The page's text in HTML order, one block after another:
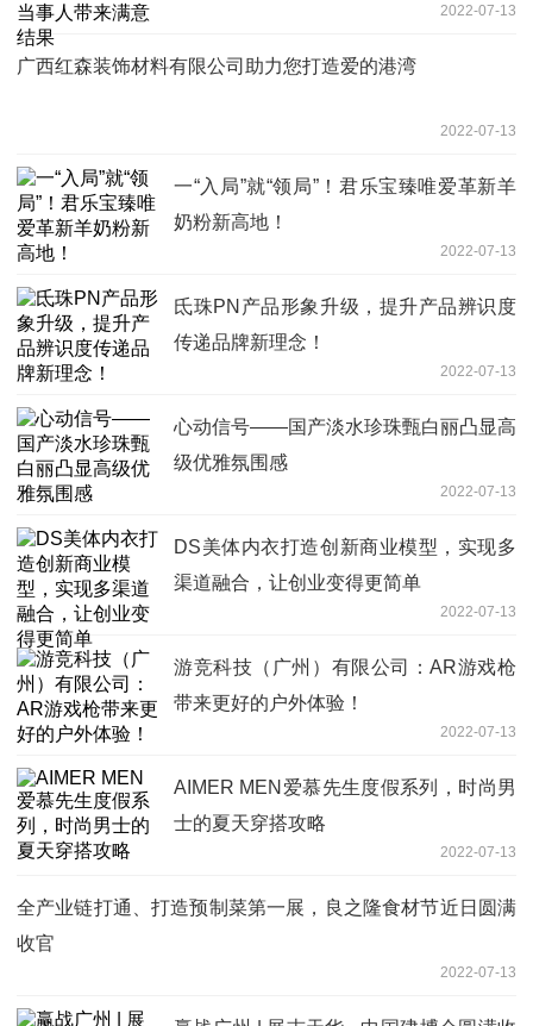
2022-07-13
广西红森装饰材料有限公司助力您打造爱的港湾
2022-07-13
一“入局”就“领局”！君乐宝臻唯爱革新羊
奶粉新高地！
2022-07-13
氐珠PN产品形象升级，提升产品辨识度
传递品牌新理念！
2022-07-13
心动信号——国产淡水珍珠甄白丽凸显高
级优雅氛围感
2022-07-13
DS美体内衣打造创新商业模型，实现多
渠道融合，让创业变得更简单
2022-07-13
游竞科技（广州）有限公司：AR游戏枪
带来更好的户外体验！
2022-07-13
AIMER MEN爱慕先生度假系列，时尚男
士的夏天穿搭攻略
2022-07-13
全产业链打通、打造预制菜第一展，良之隆食材节近日圆满
收官
2022-07-13